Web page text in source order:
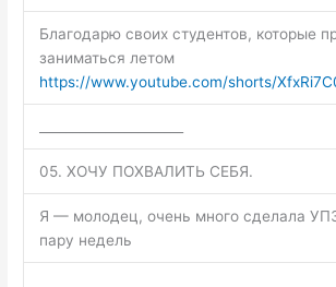
Благодарю своих студентов, которые
заниматься летом
https://www.youtube.com/shorts/
05. ХОЧУ ПОХВАЛИТЬ СЕБЯ.
Я — молодец, очень много сделала
пару недель